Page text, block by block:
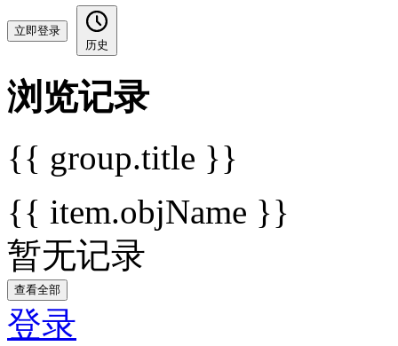
立即登录
历史
浏览记录
{{ group.title }}
{{ item.objName }}
暂无记录
查看全部
登录